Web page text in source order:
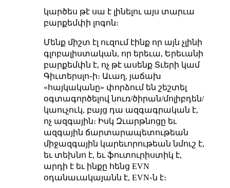
կարծես թէ սա է լինելու այս տարւա
բարքեմփի լոգոն։
Մենք միշտ էլ ուզում էինք որ այն չլինի
գլոբալիստական, որ երեւա, Երեւանի
բարքեմփն է, ոչ թէ ասենք Տւերի կամ
Գիւտերսլո֊ի։ Աւաղ, յաճախ
«հայկականը» փորձում են շեշտել
օգտագործելով նուռ/ծիրան/մոլիբդեն/
կաուչուկ, բայց դա ազգագրական է,
ոչ ազգային։ Իսկ Զւարթնոցը եւ
ազգային ճարտարապետութեան
միջազգային կարեւորութեան նմուշ է,
եւ տեխնո է, եւ ֆուտուրիստիկ է,
արդի է եւ ինքը հենց EVN
օդանաւակայանն է, EVN֊ն է։